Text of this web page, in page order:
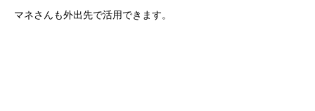
マネさんも外出先で活用できます。